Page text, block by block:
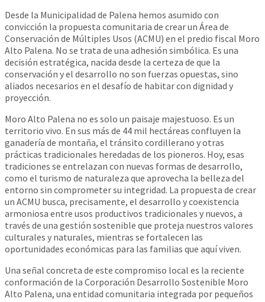
Desde la Municipalidad de Palena hemos asumido con
convicción la propuesta comunitaria de crear un Área de
Conservación de Múltiples Usos (ACMU) en el predio fiscal Moro
Alto Palena. No se trata de una adhesión simbólica. Es una
decisión estratégica, nacida desde la certeza de que la
conservación y el desarrollo no son fuerzas opuestas, sino
aliados necesarios en el desafío de habitar con dignidad y
proyección.
Moro Alto Palena no es solo un paisaje majestuoso. Es un
territorio vivo. En sus más de 44 mil hectáreas confluyen la
ganadería de montaña, el tránsito cordillerano y otras
prácticas tradicionales heredadas de los pioneros. Hoy, esas
tradiciones se entrelazan con nuevas formas de desarrollo,
como el turismo de naturaleza que aprovecha la belleza del
entorno sin comprometer su integridad. La propuesta de crear
un ACMU busca, precisamente, el desarrollo y coexistencia
armoniosa entre usos productivos tradicionales y nuevos, a
través de una gestión sostenible que proteja nuestros valores
culturales y naturales, mientras se fortalecen las
oportunidades económicas para las familias que aquí viven.
Una señal concreta de este compromiso local es la reciente
conformación de la Corporación Desarrollo Sostenible Moro
Alto Palena, una entidad comunitaria integrada por pequeños